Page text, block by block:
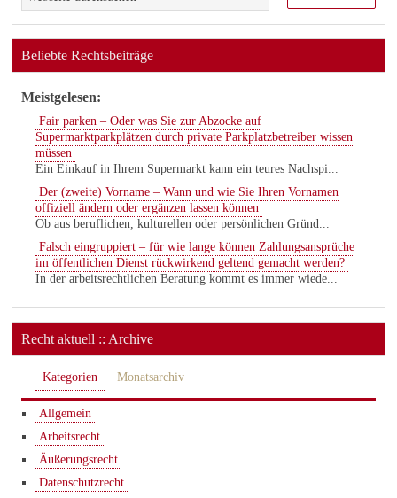
Beliebte Rechtsbeiträge
Meistgelesen:
Fair parken – Oder was Sie zur Abzocke auf
Supermarktparkplätzen durch private Parkplatzbetreiber wissen
müssen
Ein Einkauf in Ihrem Supermarkt kann ein teures Nachspi...
Der (zweite) Vorname – Wann und wie Sie Ihren Vornamen
offiziell ändern oder ergänzen lassen können
Ob aus beruflichen, kulturellen oder persönlichen Gründ...
Falsch eingruppiert – für wie lange können Zahlungsansprüche
im öffentlichen Dienst rückwirkend geltend gemacht werden?
In der arbeitsrechtlichen Beratung kommt es immer wiede...
Recht aktuell :: Archive
Kategorien Monatsarchiv
Allgemein
Arbeitsrecht
Äußerungsrecht
Datenschutzrecht